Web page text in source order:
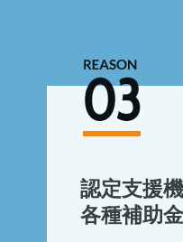
認定支援
各種補助